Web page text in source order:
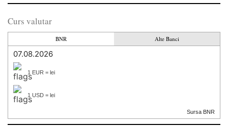
Curs valutar
BNR Alte Banci
07.08.2026
1 EUR = lei
1 USD = lei
Sursa BNR